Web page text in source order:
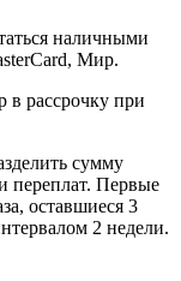
наличными
Мир.
в рассрочку при
сумму
переплат. Первые
оставшиеся 3
2 недели.